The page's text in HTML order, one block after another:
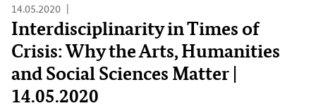
14.05.2020
Interdisciplinarity in Times of
Crisis: Why the Arts, Humanities
and Social Sciences Matter |
14.05.2020